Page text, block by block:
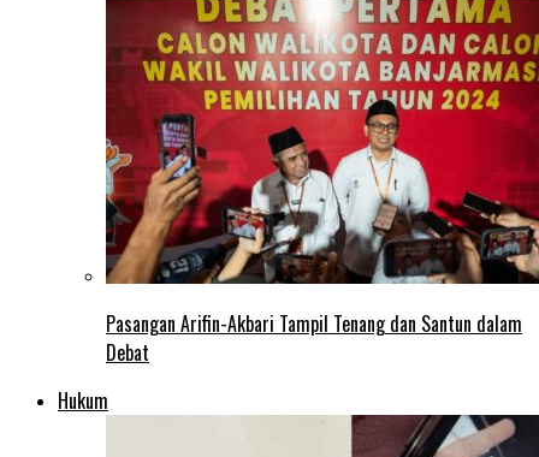
Pasangan Arifin-Akbari Tampil Tenang dan Santun dalam
Debat
Hukum